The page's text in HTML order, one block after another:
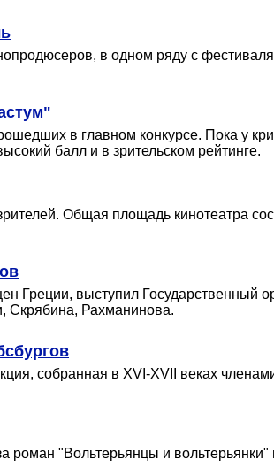
в одном ряду с
в главном конкурсе. Пока у
балл и в зрительском рейтинге.
Общая площадь кинотеатра
Греции, выступил
Скрябина, Рахманинова.
собранная в XVI-XVII веках
"Вольтерьянцы и вольтерьянки"